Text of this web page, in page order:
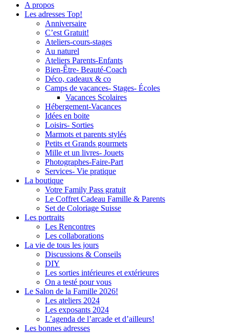
A propos
Les adresses Top!
Anniversaire
C’est Gratuit!
Ateliers-cours-stages
Au naturel
Ateliers Parents-Enfants
Bien-Être- Beauté-Coach
Déco, cadeaux & co
Camps de vacances- Stages- Écoles
Vacances Scolaires
Hébergement-Vacances
Idées en boite
Loisirs- Sorties
Marmots et parents stylés
Petits et Grands gourmets
Mille et un livres- Jouets
Photographes-Faire-Part
Services- Vie pratique
La boutique
Votre Family Pass gratuit
Le Coffret Cadeau Famille & Parents
Set de Coloriage Suisse
Les portraits
Les Rencontres
Les collaborations
La vie de tous les jours
Discussions & Conseils
DIY
Les sorties intérieures et extérieures
On a testé pour vous
Le Salon de la Famille 2026!
Les ateliers 2024
Les exposants 2024
L’agenda de l’arcade et d’ailleurs!
Les bonnes adresses